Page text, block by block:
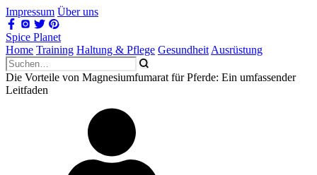
Impressum Über uns
Spice Planet
Home Training Haltung & Pflege Gesundheit Ausrüstung
Die Vorteile von Magnesiumfumarat für Pferde: Ein umfassender
Leitfaden